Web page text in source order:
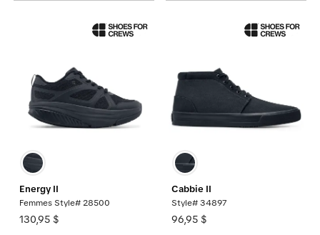
Energy II
Femmes Style# 28500
130,95 $
Cabbie II
Style# 34897
96,95 $